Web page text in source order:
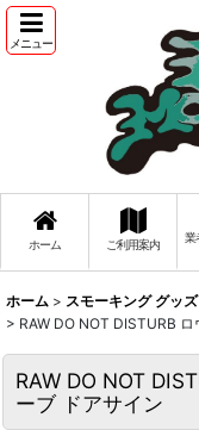
メニュー
ホーム ご利用案内
業
ホーム > スモーキング グッズ
> RAW DO NOT DISTURB
RAW DO NOT
ーブ ドアサイン